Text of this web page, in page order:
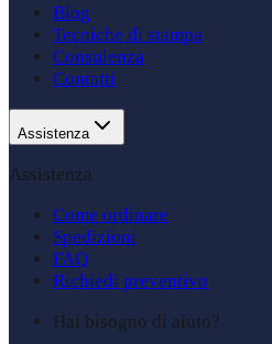
Blog
Tecniche di stampa
Consulenza
Contatti
Assistenza
Assistenza
Come ordinare
Spedizioni
FAQ
Richiedi preventivo
Hai bisogno di aiuto?